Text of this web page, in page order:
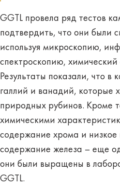
GGTL провела ряд тестов
подтвердить, что они были
используя микроскопию,
спектроскопию,
Результаты показали, что в
галлий и ванадий, которые
природных рубинов. Кроме
химическими
содержание хрома и низкое
содержание железа – еще
они были выращены в
GGTL.